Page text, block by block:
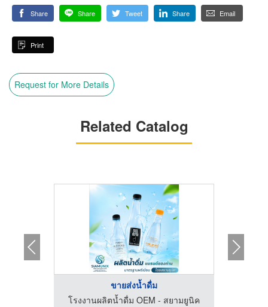
Share Share Tweet Share Email
Print
Request for More Details
Related Catalog
ขายส่งน้ำดื่ม
โรงงานผลิตน้ำดื่ม OEM - สยามยูนิค